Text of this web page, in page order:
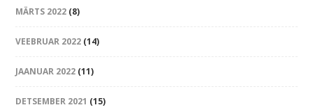
MÄRTS 2022 (8)
VEEBRUAR 2022 (14)
JAANUAR 2022 (11)
DETSEMBER 2021 (15)